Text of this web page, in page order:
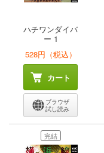
ハチワンダイバ
ー 1
528円（税込）
カート
ブラウザ
試し読み
完結